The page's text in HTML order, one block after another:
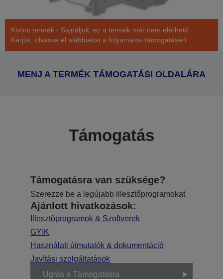
Kivont termék - Sajnáljuk, ez a termék már nem elérhető.
Kérjük, olvassa el alábbiakat a folyamatos támogatásért.
MENJ A TERMÉK TÁMOGATÁSI OLDALÁRA
Támogatás
Támogatásra van szüksége?
Szerezze be a legújabb illesztőprogramokat
Ajánlott hivatkozások:
Illesztőprogramok & Szoftverek
GYIK
Használati útmutatók & dokumentáció
Javítási szolgáltatások
Ugrás a Támogatásra